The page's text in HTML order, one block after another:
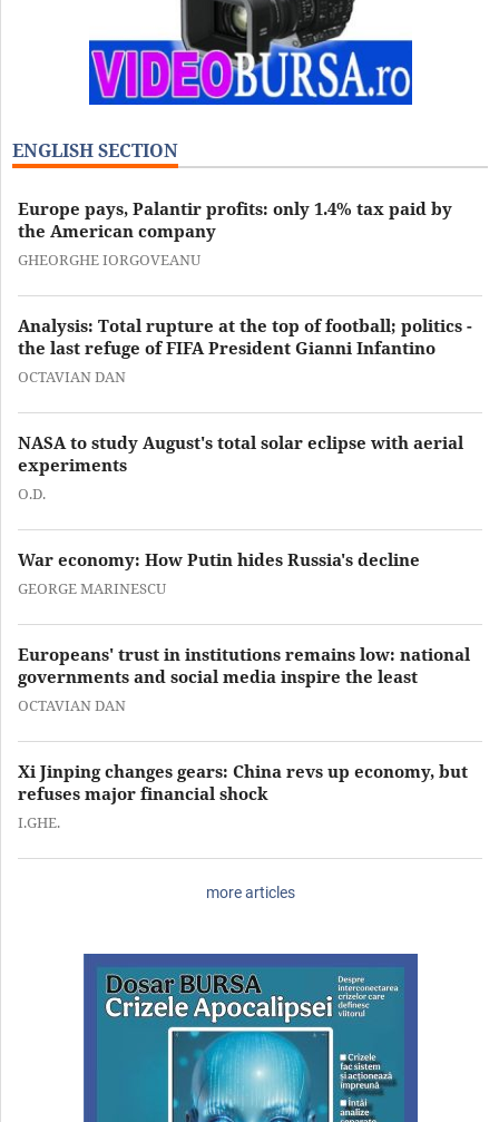
ENGLISH SECTION
Europe pays, Palantir profits: only 1.4% tax paid by
the American company
GHEORGHE IORGOVEANU
Analysis: Total rupture at the top of football; politics -
the last refuge of FIFA President Gianni Infantino
OCTAVIAN DAN
NASA to study August's total solar eclipse with aerial
experiments
O.D.
War economy: How Putin hides Russia's decline
GEORGE MARINESCU
Europeans' trust in institutions remains low: national
governments and social media inspire the least
OCTAVIAN DAN
Xi Jinping changes gears: China revs up economy, but
refuses major financial shock
I.GHE.
more articles